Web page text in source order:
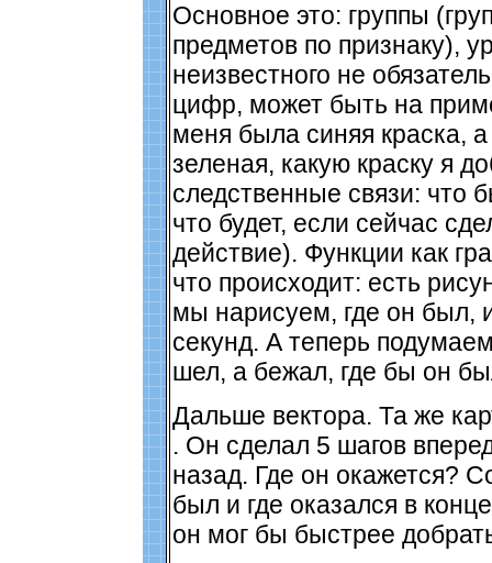
Основное это: группы
предметов по признаку),
неизвестного не
цифр, может быть на
меня была синяя краска,
зеленая, какую краску я
следственные связи: что
что будет, если сейчас
действие). Функции как
что происходит: есть
мы нарисуем, где он был,
секунд. А теперь
шел, а бежал, где бы он
Дальше вектора. Та же
. Он сделал 5 шагов
назад. Где он окажется?
был и где оказался в
он мог бы быстрее